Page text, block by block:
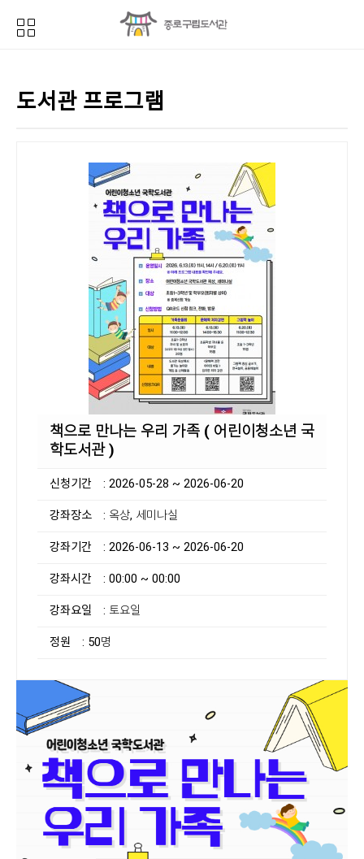
도서관 프로그램
책으로 만나는 우리 가족 ( 어린이청소년 국
학도서관 )
신청기간 : 2026-05-28 ~ 2026-06-20
강좌장소 : 옥상, 세미나실
강좌기간 : 2026-06-13 ~ 2026-06-20
강좌시간 : 00:00 ~ 00:00
강좌요일 : 토요일
정원 : 50명